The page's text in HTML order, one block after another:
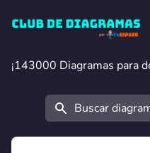
Club de Diagramas
¡143000 Diagramas para
¡143000 Diagramas para
Buscar